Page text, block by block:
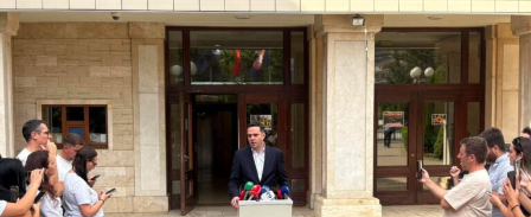
Kuvendit, zgjedhim qeverinë e re të Republikës së
Kosovës, mirëpo vijmë sërish tek problemi i zgjedhjes së
presidentit, kjo është një formulë tashmë e sprovuar dhe
me metoda të njëjta nuk mund të kemi rezultate të tjera.
Andaj kjo do të shpjerë të pashmangshëm drejt
shpërndarjes së Kuvendit. Marrëveshjen politike nuk e
kemi ende. Pritjet janë të ndryshme, qëndrimet nuk